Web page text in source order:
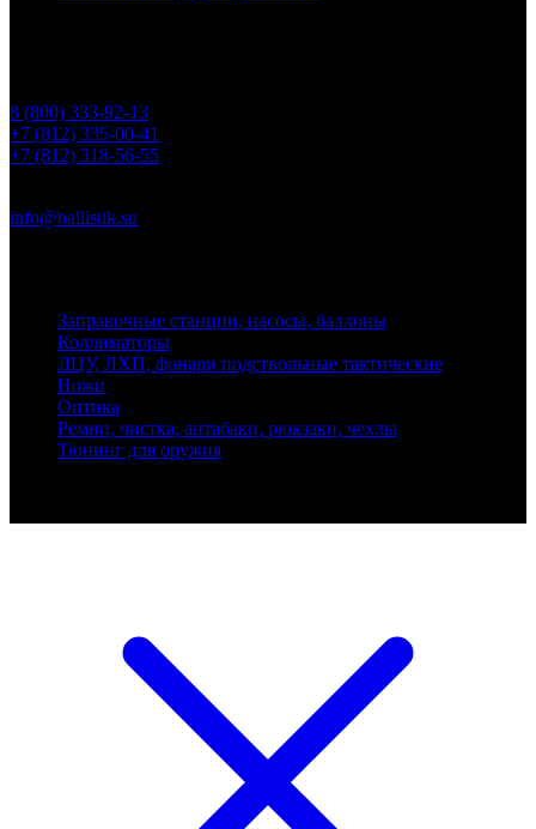
8 (800) 333-92-13
+7 (812) 335-00-41
+7 (812) 318-56-55
info@ballistik.su
Заправочные станции, насосы, баллоны
Коллиматоры
ЛЦУ, ЛХП, фонари подствольные тактические
Ножи
Оптика
Ремни, чистка, антабаки, рюкзаки, чехлы
Тюнинг для оружия